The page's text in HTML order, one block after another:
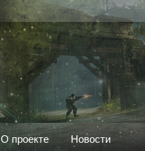
О проекте Новости